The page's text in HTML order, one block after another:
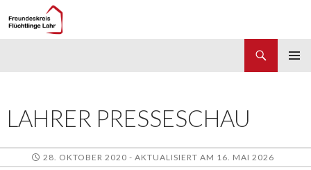
LAHRER PRESSESCHAU
28. OKTOBER 2020 - AKTUALISIERT AM 16. MAI 2026